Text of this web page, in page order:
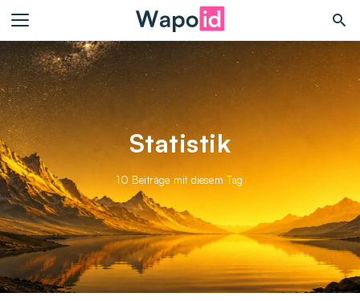
Statistik
10 Beiträge mit diesem Tag